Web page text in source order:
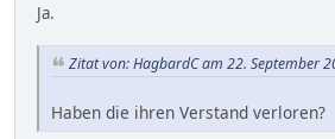
Ja.
Zitat von: HagbardC am 22. September
Haben die ihren Verstand verloren?